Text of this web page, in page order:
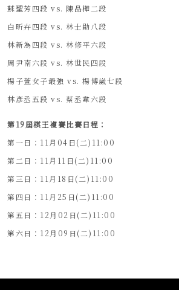
蘇聖芳四段 vs. 陳品樺二段
白昕卉四段 vs. 林士勛八段
林新為四段 vs. 林修平六段
周尹南六段 vs. 林世民四段
楊子萱女子最強 vs. 楊博崴七段
林彥丞五段 vs. 蔡丞韋六段
第19屆棋王複賽比賽日程：
第一日：11月04日(二)11:00
第二日：11月11日(二)11:00
第三日：11月18日(二)11:00
第四日：11月25日(二)11:00
第五日：12月02日(二)11:00
第六日：12月09日(二)11:00